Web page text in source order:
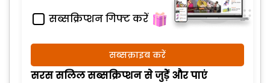
सब्सक्रिप्शन गिफ्ट करें
सब्सक्राइब करें
सरस सलिल सब्सक्रिप्शन से जुड़ेें और पाएं